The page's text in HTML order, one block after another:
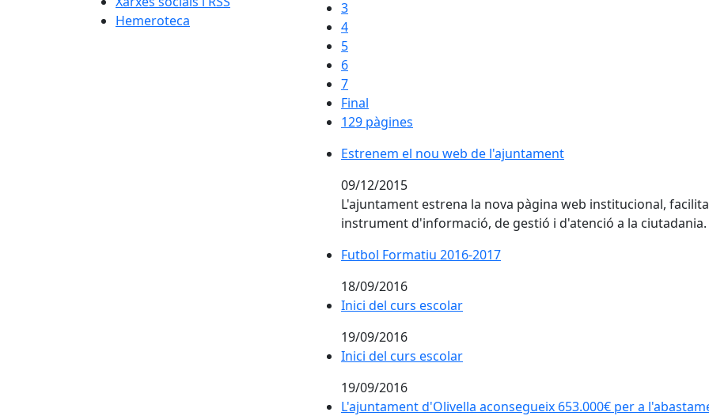
Hemeroteca
3
4
5
6
7
Final
129 pàgines
Estrenem el nou web de l'ajuntament
Estrenem el nou web de l'ajuntament
09/12/2015
L'ajuntament estrena la nova pàgina web institucional,
instrument d'informació, de gestió i d'atenció a la ciutadania.
Futbol Formatiu 2016-2017
18/09/2016
Inici del curs escolar
19/09/2016
Inici del curs escolar
19/09/2016
L'ajuntament d'Olivella aconsegueix 653.000€ per a